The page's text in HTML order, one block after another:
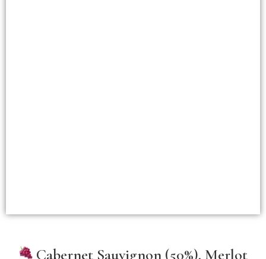
Cabernet Sauvignon (50%), Merlot